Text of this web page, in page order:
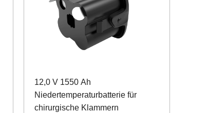
12,0 V 1550 Ah
Niedertemperaturbatterie für
chirurgische Klammern